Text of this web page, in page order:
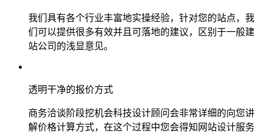
我们具有各个行业丰富地实操经验，针对您的站点，我
们可以提供很多有效并且可落地的建议，区别于一般建
站公司的浅显意见。
透明干净的报价方式
商务洽谈阶段挖机会科技设计顾问会非常详细的向您讲
解价格计算方式，在这个过程中您会得知网站设计服务